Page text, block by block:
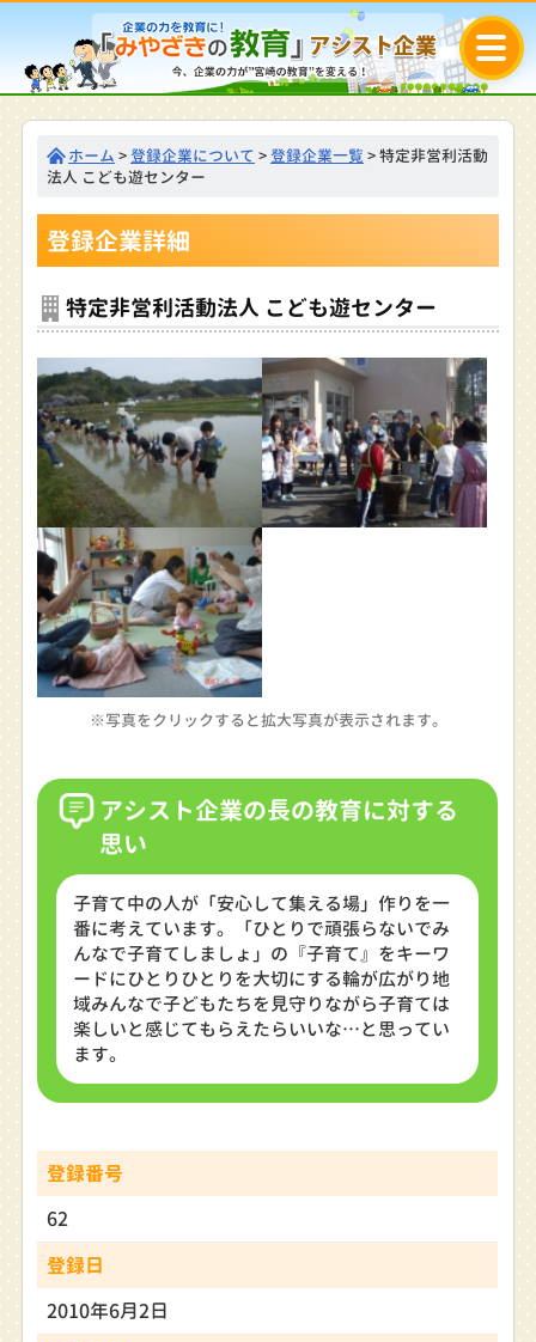
ホーム >登録企業について >登録企業一覧> 特定非営利活動
法人 こども遊センター
登録企業詳細
特定非営利活動法人 こども遊センター
※写真をクリックすると拡大写真が表示されます。
アシスト企業の長の教育に対する
思い
子育て中の人が「安心して集える場」作りを一
番に考えています。「ひとりで頑張らないでみ
んなで子育てしましょ」の『子育て』をキーワ
ードにひとりひとりを大切にする輪が広がり地
域みんなで子どもたちを見守りながら子育ては
楽しいと感じてもらえたらいいな…と思ってい
ます。
登録番号
62
登録日
2010年6月2日